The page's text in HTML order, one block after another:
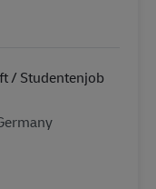
/ Studentenjob